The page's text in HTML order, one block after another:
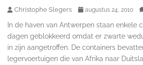
Christophe Slegers augustus 24, 2010
In de haven van Antwerpen staan enkele
dagen geblokkeerd omdat er zwarte
in zijn aangetroffen. De containers
legervoertuigen die van Afrika naar